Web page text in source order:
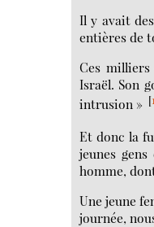
Il y avait
entières de
Ces
Israël. Son
intrusion » [
Et donc la
jeunes
homme,
Une jeune
journée,